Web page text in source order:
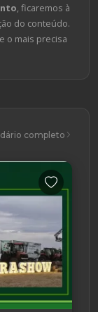
, ficaremos à
do conteúdo.
o mais precisa
completo